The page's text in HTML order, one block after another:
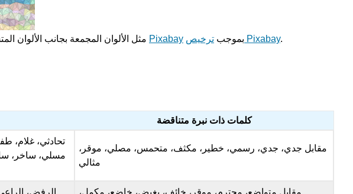
مثل الألوان المجمعة بجانب الألوان Pixabay بموجب ترخيص Pixabay.
كلمات ذات نبرة متناقضة
تحادثي، غلام،
مسلي، ساخر،
مقابل جدي، جدي، رسمي، خطير، مكثف، متحمس، مصلي، موقر،
مثالي